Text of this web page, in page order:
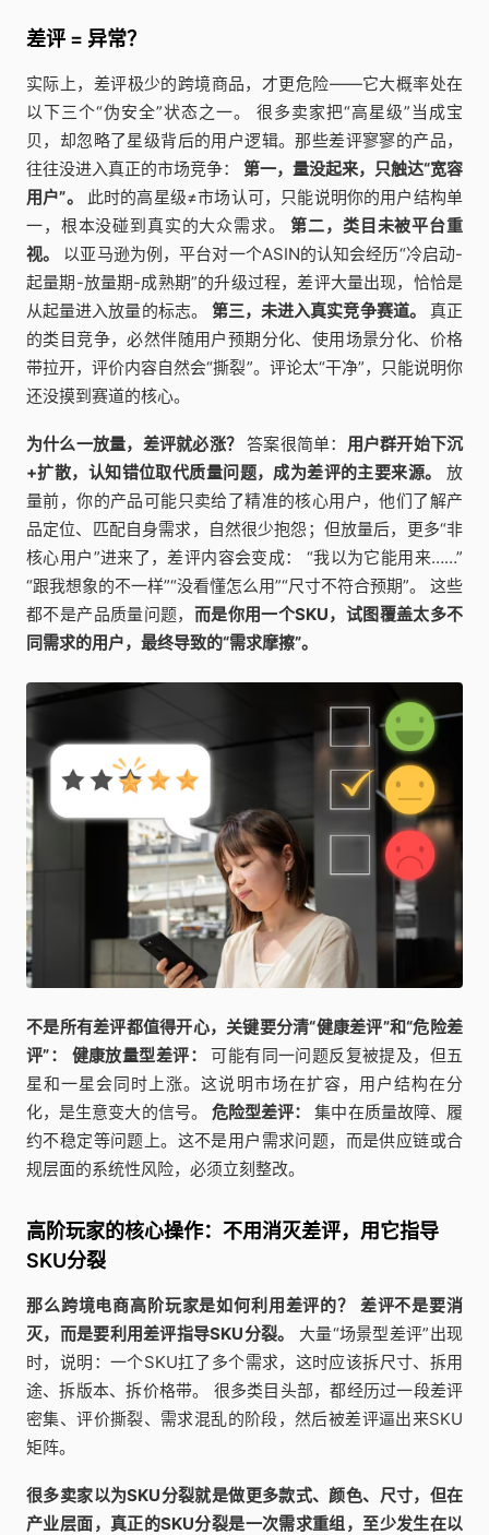
差评 = 异常？
实际上，差评极少的跨境商品，才更危险——它大概率处在
以下三个“伪安全”状态之一。 很多卖家把“高星级”当成宝
贝，却忽略了星级背后的用户逻辑。那些差评寥寥的产品，
往往没进入真正的市场竞争： 第一，量没起来，只触达“宽容
用户”。
此时的高星级≠市场认可，只能说明你的用户结构单
一，根本没碰到真实的大众需求。第二，类目未被平台重
视。
以亚马逊为例，平台对一个ASIN的认知会经历“冷启动-
起量期-放量期-成熟期”的升级过程，差评大量出现，恰恰是
从起量进入放量的标志。 第三，未进入真实竞争赛道。
真正
的类目竞争，必然伴随用户预期分化、使用场景分化、价格
带拉开，评价内容自然会“撕裂”。评论太“干净”，只能说明你
还没摸到赛道的核心。
为什么一放量，差评就必涨？ 答案很简单： 用户群开始下沉
+扩散，认知错位取代质量问题，成为差评的主要来源。
放
量前，你的产品可能只卖给了精准的核心用户，他们了解产
品定位、匹配自身需求，自然很少抱怨；但放量后，更多“非
核心用户”进来了，差评内容会变成： “我以为它能用来……”
“跟我想象的不一样”“没看懂怎么用”“尺寸不符合预期”。 这些
都不是产品质量问题， 而是你用一个SKU，试图覆盖太多不
同需求的用户，最终导致的“需求摩擦”。
不是所有差评都值得开心，关键要分清“健康差评”和“危险差
评”：
健康放量型差评：
可能有同一问题反复被提及，但五
星和一星会同时上涨。这说明市场在扩容，用户结构在分
化，是生意变大的信号。 危险型差评：
集中在质量故障、履
约不稳定等问题上。这不是用户需求问题，而是供应链或合
规层面的系统性风险，必须立刻整改。
高阶玩家的核心操作：不用消灭差评，用它指导
SKU分裂
那么跨境电商高阶玩家是如何利用差评的？
差评不是要消
灭，而是要利用差评指导SKU分裂。
大量“场景型差评”出现
时，说明：一个SKU扛了多个需求，这时应该拆尺寸、拆用
途、拆版本、拆价格带。 很多类目头部，都经历过一段差评
密集、评价撕裂、需求混乱的阶段，然后被差评逼出来SKU
矩阵。
很多卖家以为SKU分裂就是做更多款式、颜色、尺寸，但在
产业层面，真正的SKU分裂是一次需求重组，至少发生在以